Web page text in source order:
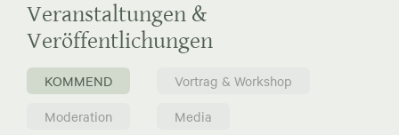
Veranstaltungen &
Veröffentlichungen
KOMMEND
Vortrag & Workshop
Moderation
Media